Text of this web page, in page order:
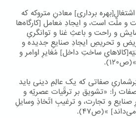
برداری] معادنِ متروکه که
ملّت است، و ایجادِ مَعامل [کارگاه‌ها
و راحت و باعثِ غنا و توانگریِ
و تحریصِ ایجادِ صنایعِ جدیده و
ساختِ داخل] مُغایرِ اوامر و
صفاتی که یک عالِمِ دینی باید
را: «تشویق بر ترقّیات عصریّه و
و تجارت، و ترغیبِ اتّخاذِ وسایلِ
»(ص۴۷).